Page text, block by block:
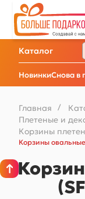
НовинкиСнова в
Каталог
Главная /
Плетеные и
Корзины
Корзины